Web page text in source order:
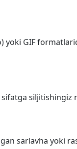
yoki GIF
siljitishingiz
sarlavha yoki